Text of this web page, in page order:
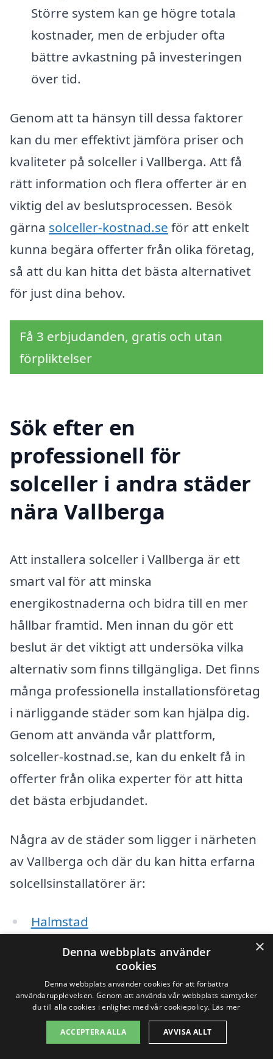
Större system kan ge högre totala
kostnader, men de erbjuder ofta
bättre avkastning på investeringen
över tid.
Genom att ta hänsyn till dessa faktorer
kan du mer effektivt jämföra priser och
kvaliteter på solceller i Vallberga. Att få
rätt information och flera offerter är en
viktig del av beslutsprocessen. Besök
gärna solceller-kostnad.se för att enkelt
kunna begära offerter från olika företag,
så att du kan hitta det bästa alternativet
för just dina behov.
Få 3 erbjudanden, gratis och utan
förpliktelser
Sök efter en
professionell för
solceller i andra städer
nära Vallberga
Att installera solceller i Vallberga är ett
smart val för att minska
energikostnaderna och bidra till en mer
hållbar framtid. Men innan du gör ett
beslut är det viktigt att undersöka vilka
alternativ som finns tillgängliga. Det finns
många professionella installationsföretag
i närliggande städer som kan hjälpa dig.
Genom att använda vår plattform,
solceller-kostnad.se, kan du enkelt få in
offerter från olika experter för att hitta
det bästa erbjudandet.
Några av de städer som ligger i närheten
av Vallberga och där du kan hitta erfarna
solcellsinstallatörer är:
Halmstad
Laholm
Åstorp
Båstad
Simrishamn
×
Denna webbplats använder
cookies
Denna webbplats använder cookies för att förbättra
användarupplevelsen. Genom att använda vår webbplats samtycker
du till alla cookies i enlighet med vår cookiepolicy. Läs mer
ACCEPTERA ALLA AVVISA ALLT